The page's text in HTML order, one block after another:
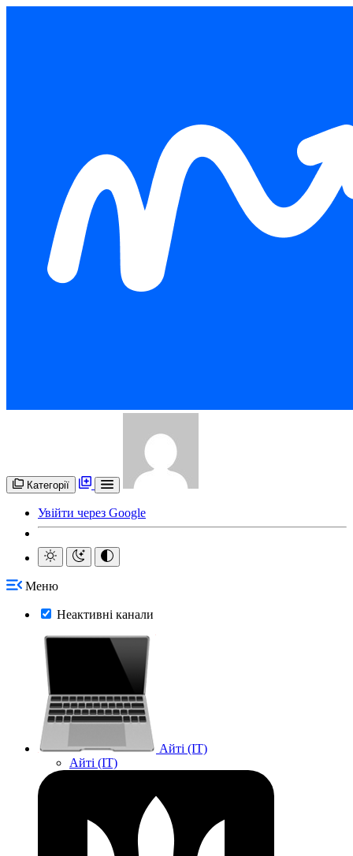
Категорії
Увійти через Google
Меню
Неактивні канали
Айті (IT)
Айті (IT)